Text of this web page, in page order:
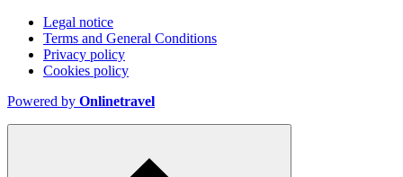
Legal notice
Terms and General Conditions
Privacy policy
Cookies policy
Powered by Onlinetravel